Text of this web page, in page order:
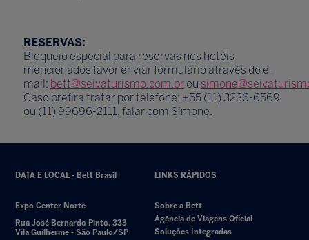
RESERVAS:
Bloqueio especial para reservas nos hotéis
mencionados favor enviar formulário através do e-
mail: bett@seivaturismo.com.brou
Caso prefira tratar por telefone: +55 (11) 3236-6569
ou (11) 99696-2111, falar com Simone.
DATA E LOCAL - Bett Brasil
Expo Center Norte
Rua José Bernardo Pinto, 333
Vila Guilherme - São Paulo/SP
LINKS RÁPIDOS
Sobre a Bett
Agência de Viagens Oficial
Soluções Integradas